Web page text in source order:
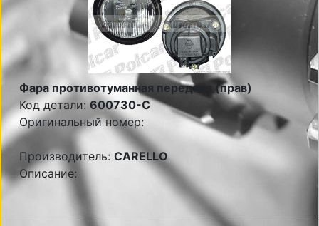
Фара противотуманная передняя (прав)
Код детали:600730-C
Оригинальный номер:
Производитель: CARELLO
Описание: